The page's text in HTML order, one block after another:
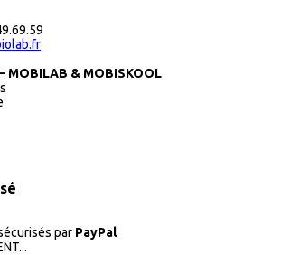
MOBILAB & MOBISKOOL
par PayPal